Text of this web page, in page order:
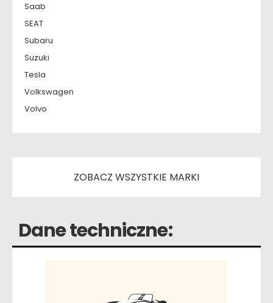
Saab
SEAT
Subaru
Suzuki
Tesla
Volkswagen
Volvo
ZOBACZ WSZYSTKIE MARKI
Dane techniczne: